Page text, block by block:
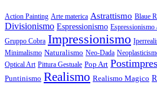
Action Painting Arte materica Astrattismo Blaue
Divisionismo Espressionismo Espressionismo
Gruppo Cobra Impressionismo
Minimalismo Naturalismo Neo-Dada
Optical Art Pittura Gestuale Pop Art
Puntinismo Realismo Realismo Magico